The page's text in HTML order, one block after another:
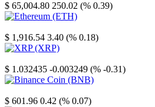
$ 65,004.80 250.02 (% 0.39)
$ 1,916.54 3.40 (% 0.18)
$ 1.032435 -0.003249 (% -0.31)
$ 601.96 0.42 (% 0.07)